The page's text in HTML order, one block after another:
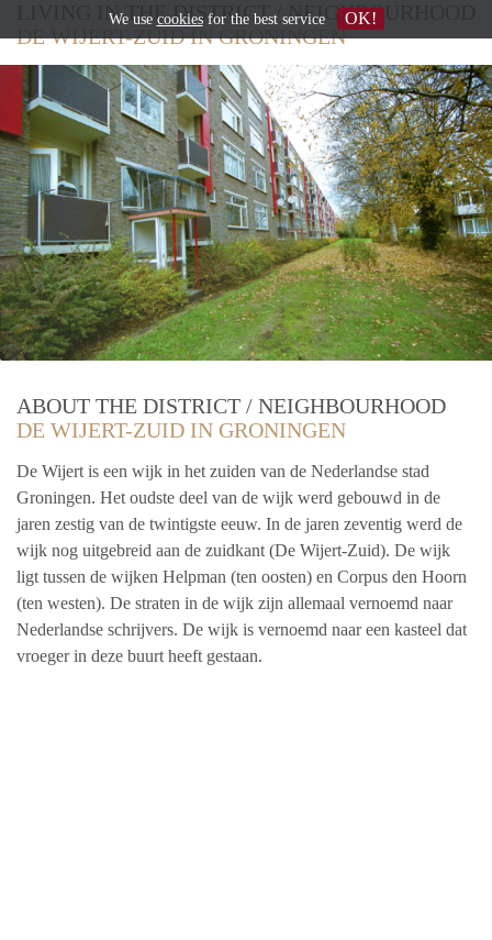
LIVING IN THE DISTRICT / NEIGHBOURHOOD
DE WIJERT-ZUID IN GRONINGEN
ABOUT THE DISTRICT / NEIGHBOURHOOD
DE WIJERT-ZUID IN GRONINGEN
De Wijert is een wijk in het zuiden van de Nederlandse stad
Groningen. Het oudste deel van de wijk werd gebouwd in de
jaren zestig van de twintigste eeuw. In de jaren zeventig werd de
wijk nog uitgebreid aan de zuidkant (De Wijert-Zuid). De wijk
ligt tussen de wijken Helpman (ten oosten) en Corpus den Hoorn
(ten westen). De straten in de wijk zijn allemaal vernoemd naar
Nederlandse schrijvers. De wijk is vernoemd naar een kasteel dat
vroeger in deze buurt heeft gestaan.
We use cookiesfor the best service OK!